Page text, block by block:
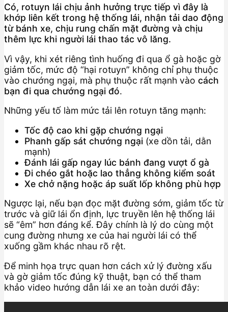
Có, rotuyn lái chịu ảnh hưởng trực tiếp vì đây là
khớp liên kết trong hệ thống lái, nhận tải dao động
từ bánh xe, chịu rung chấn mặt đường và chịu
thêm lực khi người lái thao tác vô lăng.
Vì vậy, khi xét riêng tình huống đi qua ổ gà hoặc gờ
giảm tốc, mức độ “hại rotuyn” không chỉ phụ thuộc
vào chướng ngại, mà phụ thuộc rất mạnh vào cách
bạn đi qua chướng ngại đó.
Những yếu tố làm mức tải lên rotuyn tăng mạnh:
Tốc độ cao khi gặp chướng ngại
Phanh gấp sát chướng ngại (xe dồn tải, dằn
mạnh)
Đánh lái gấp ngay lúc bánh đang vượt ổ gà
Đi chéo gắt hoặc lao thẳng không kiểm soát
Xe chở nặng hoặc áp suất lốp không phù hợp
Ngược lại, nếu bạn đọc mặt đường sớm, giảm tốc từ
trước và giữ lái ổn định, lực truyền lên hệ thống lái
sẽ “êm” hơn đáng kể. Đây chính là lý do cùng một
cung đường nhưng xe của hai người lái có thể
xuống gầm khác nhau rõ rệt.
Để minh họa trực quan hơn cách xử lý đường xấu
và gờ giảm tốc đúng kỹ thuật, bạn có thể tham
khảo video hướng dẫn lái xe an toàn dưới đây: